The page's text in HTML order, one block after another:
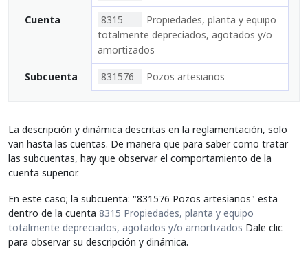
Cuenta 8315
Propiedades, planta y equipo
totalmente depreciados, agotados y/o
amortizados
Subcuenta 831576 Pozos artesianos
La descripción y dinámica descritas en la reglamentación, solo
van hasta las cuentas. De manera que para saber como tratar
las subcuentas, hay que observar el comportamiento de la
cuenta superior.
En este caso; la subcuenta: "831576 Pozos artesianos" esta
dentro de la cuenta 8315 Propiedades, planta y equipo
totalmente depreciados, agotados y/o amortizados Dale clic
para observar su descripción y dinámica.